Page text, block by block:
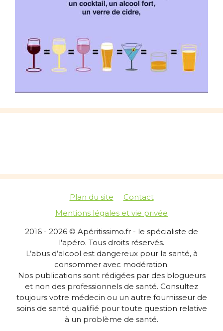
Plan du site
Contact
Mentions légales et vie privée
2016 - 2026 © Apéritissimo.fr - le spécialiste de
l'apéro. Tous droits réservés.
L’abus d’alcool est dangereux pour la santé, à
consommer avec modération.
Nos publications sont rédigées par des blogueurs
et non des professionnels de santé. Consultez
toujours votre médecin ou un autre fournisseur de
soins de santé qualifié pour toute question relative
à un problème de santé.